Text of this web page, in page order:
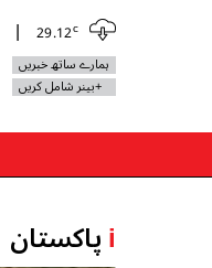
29.12c
ہمارے ساتھ خبریں
+بینر شامل کریں
iپاکستان